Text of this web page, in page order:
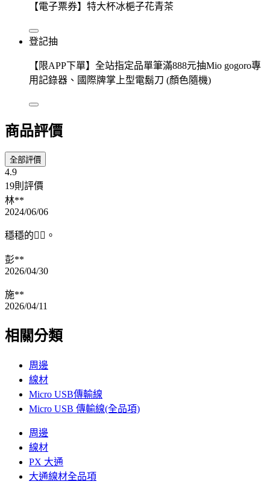
【電子票券】特大杯冰梔子花青茶
登記抽
【限APP下單】全站指定品單筆滿888元抽Mio gogoro專
用記錄器、國際牌掌上型電鬍刀 (顏色隨機)
商品評價
全部評價
4.9
19則評價
林**
2024/06/06
穩穩的👍🏼。
彭**
2026/04/30
施**
2026/04/11
相關分類
周邊
線材
Micro USB傳輸線
Micro USB 傳輸線(全品項)
周邊
線材
PX 大通
大通線材全品項